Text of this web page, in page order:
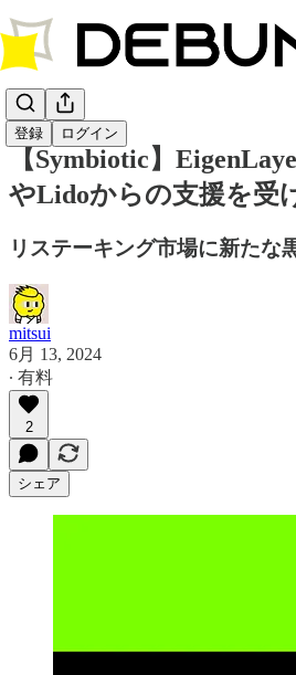
登録 ログイン
【Symbiotic】
やLidoからの支援を受
リステーキング市場に新たな
mitsui
6月 13, 2024
∙ 有料
2
シェア